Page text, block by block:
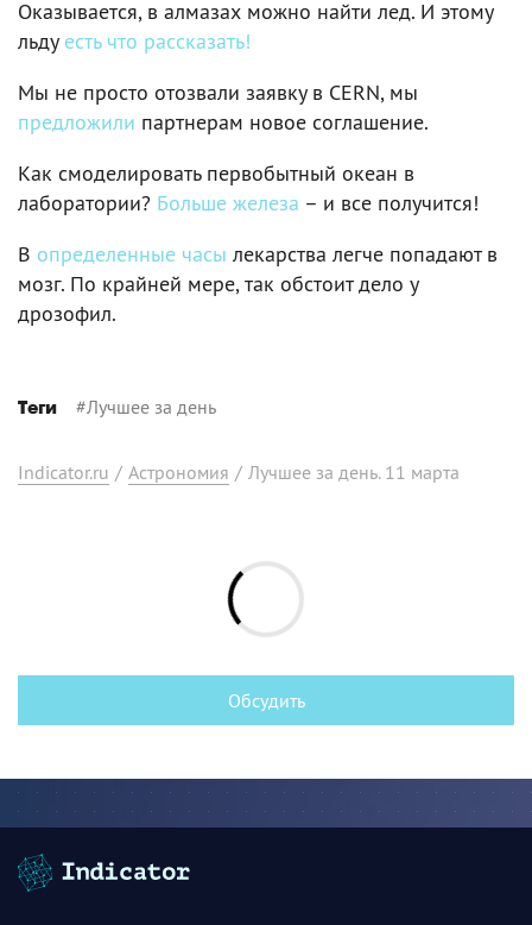
Оказывается, в алмазах можно найти лед. И этому
льду есть что рассказать!
Мы не просто отозвали заявку в CERN, мы
предложили партнерам новое соглашение.
Как смоделировать первобытный океан в
лаборатории? Больше железа – и все получится!
В определенные часы лекарства легче попадают в
мозг. По крайней мере, так обстоит дело у
дрозофил.
Теги #Лучшее за день
Indicator.ru / Астрономия / Лучшее за день. 11 марта
Обсудить